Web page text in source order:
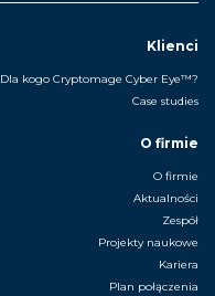
Klienci
Dla kogo Cryptomage Cyber Eye™?
Case studies
O firmie
O firmie
Aktualności
Zespół
Projekty naukowe
Kariera
Plan połączenia